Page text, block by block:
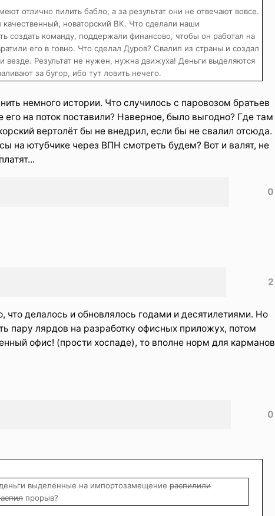
отлично пилить бабло, а за результат они не отвечают вовсе.
новаторский ВК. Что сделали наши
создать команду, поддержали финансово, чтобы он работал на
его в говно. Что сделал Дуров? Свалил из страны и создал
Результат не нужен, нужна движуха! Деньги выделяются
за бугор, ибо тут ловить нечего.
немного истории. Что случилось с паровозом братьев
на поток поставили? Наверное, было выгодно? Где там
вертолёт бы не внедрил, если бы не свалил отсюда.
на ютубчике через ВПН смотреть будем? Вот и валят, не
0
2
что делалось и обновлялось годами и десятилетиями. Но
пару лярдов на разработку офисных приложух, потом
офис! (прости хоспаде), то вполне норм для карманов
0
выделенные на импортозамещение распилили
прорыв?